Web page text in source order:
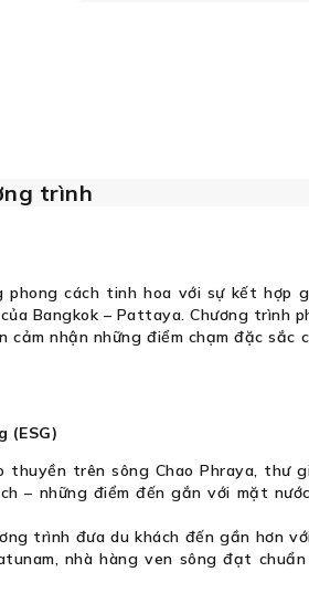
trình
phong cách tinh hoa với sự kết hợp
Bangkok – Pattaya. Chương trình
cảm nhận những điểm chạm đặc sắc
(ESG)
thuyền trên sông Chao Phraya, thư
– những điểm đến gắn với mặt
trình đưa du khách đến gần hơn
nhà hàng ven sông đạt